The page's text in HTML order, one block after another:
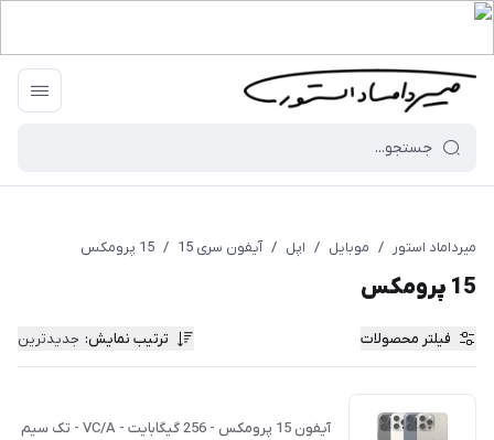
میرداماد استور / موبایل / اپل / آیفون سری 15 / 15 پرومکس
15 پرومکس
فیلتر محصولات ترتیب نمایش: جدیدترین
آیفون 15 پرومکس - 256 گیگابایت - VC/A - تک سیم